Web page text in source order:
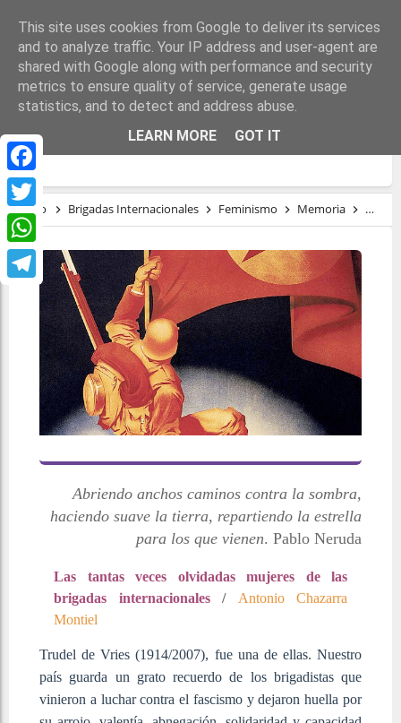
Facebook
Twitter
WhatsApp
Telegram
LAS TANTAS VECES OLVIDADAS MUJERES
DE LAS BRIGADAS INTERNACIONALES
Inicio Brigadas Internacionales Feminismo Memoria mujer
Abriendo anchos caminos contra la sombra,
haciendo suave la tierra, repartiendo la estrella
para los que vienen. Pablo Neruda
Las tantas veces olvidadas mujeres de las
brigadas internacionales
/ Antonio Chazarra
Montiel
Trudel de Vries (1914/2007), fue una de ellas. Nuestro
país guarda un grato recuerdo de los brigadistas que
vinieron a luchar contra el fascismo y dejaron huella por
This site uses cookies from Google to deliver its services
and to analyze traffic. Your IP address and user-agent are
shared with Google along with performance and security
metrics to ensure quality of service, generate usage
statistics, and to detect and address abuse.
LEARN MORE
GOT IT